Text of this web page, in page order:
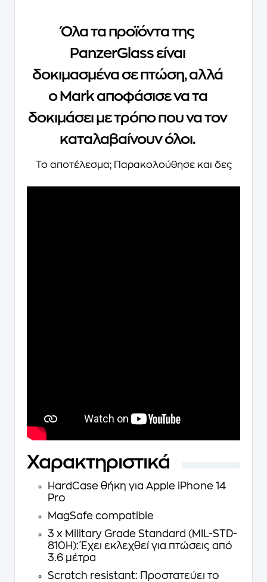
Όλα τα προϊόντα της
PanzerGlass είναι
δοκιμασμένα σε πτώση, αλλά
ο Mark αποφάσισε να τα
δοκιμάσει με τρόπο που να τον
καταλαβαίνουν όλοι.
Το αποτέλεσμα; Παρακολούθησε και δες
Χαρακτηριστικά
HardCase θήκη για Apple iPhone 14
Pro
MagSafe compatible
3 x Military Grade Standard (MIL-STD-
810H): Έχει εκλεχθεί για πτώσεις από
3.6 μέτρα
Scratch resistant: Προστατεύει το